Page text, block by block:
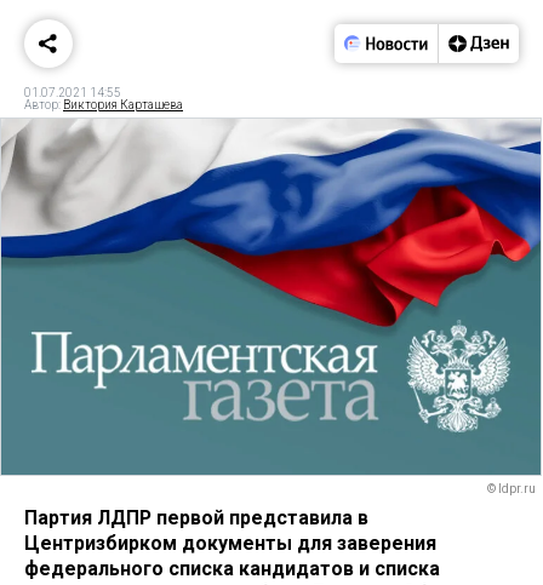
01.07.2021 14:55
Автор: Виктория Карташева
© ldpr.ru
Партия ЛДПР первой представила в
Центризбирком документы для заверения
федерального списка кандидатов и списка